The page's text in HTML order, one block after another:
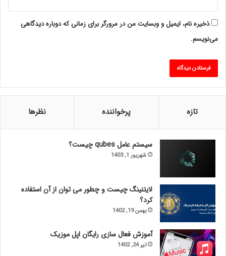
ذخیره نام، ایمیل و وبسایت من در مرورگر برای زمانی که دوباره دیدگاهی
می‌نویسم.
تازه پرخواننده نظرها
سیستم عامل qubes چیست؟
شهریور 1, 1403
لایتنینگ چیست و چطور می توان از آن استفاده
کرد؟
بهمن 19, 1402
آموزش فعال سازی رایگان اپل موزیک
تیر 24, 1402